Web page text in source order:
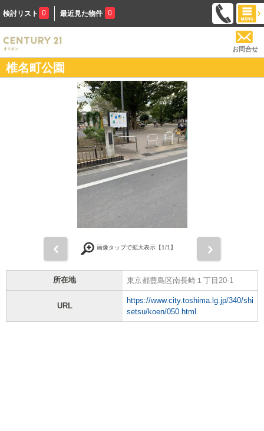
検討リスト 0 最近見た物件 0
お問合せ
椎名町公園
画像タップで拡大表示【1/1】
所在地 東京都豊島区南長崎１丁目20-1
URL
https://www.city.toshima.lg.jp/340/shi
setsu/koen/050.html